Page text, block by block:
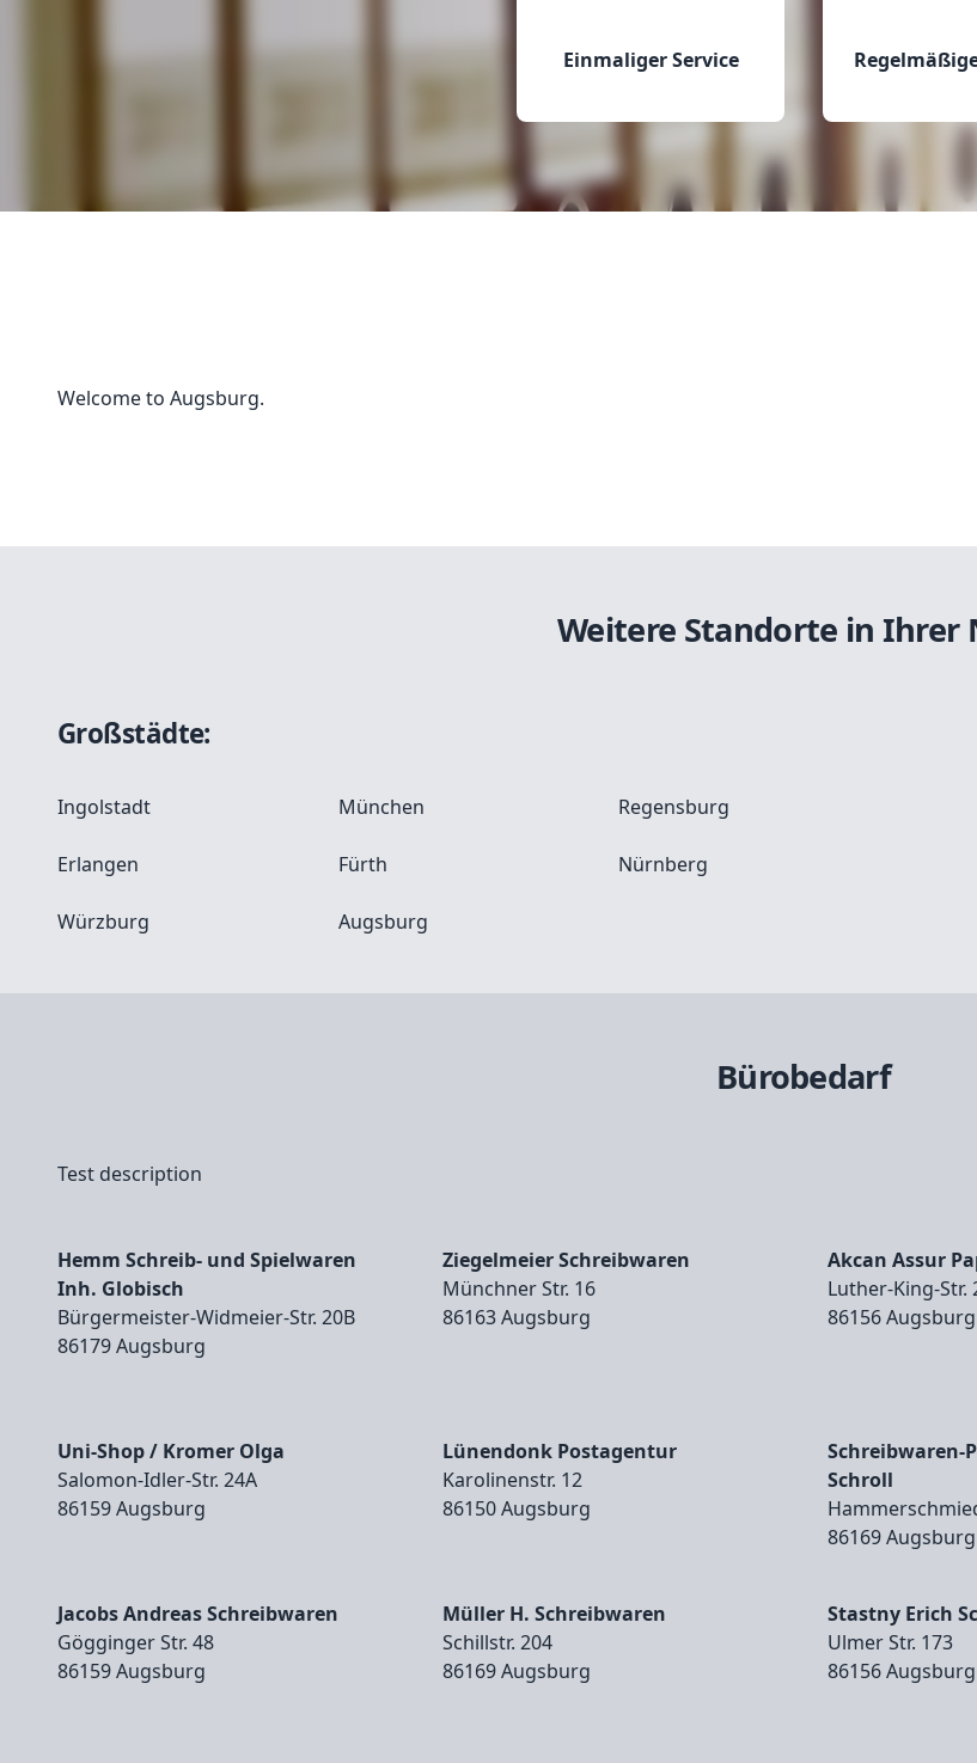
Einmaliger Service
Welcome to Augsburg.
Weitere Standorte in Ihrer
Großstädte:
Ingolstadt München Regensburg
Erlangen Fürth Nürnberg
Würzburg Augsburg
Bürobedarf
Test description
Hemm Schreib- und Spielwaren
Inh. Globisch
Bürgermeister‑Widmeier‑Str. 20B
86179 Augsburg
Ziegelmeier Schreibwaren
Münchner Str. 16
86163 Augsburg
Akcan Assur
Luther‑King‑Str.
86156 Augsburg
Uni-Shop / Kromer Olga
Salomon‑Idler‑Str. 24A
86159 Augsburg
Lünendonk Postagentur
Karolinenstr. 12
86150 Augsburg
Schreibwaren-
Schroll
86169 Augsburg
Jacobs Andreas Schreibwaren
Gögginger Str. 48
86159 Augsburg
Müller H. Schreibwaren
Schillstr. 204
86169 Augsburg
Stastny Erich
Ulmer Str. 173
86156 Augsburg